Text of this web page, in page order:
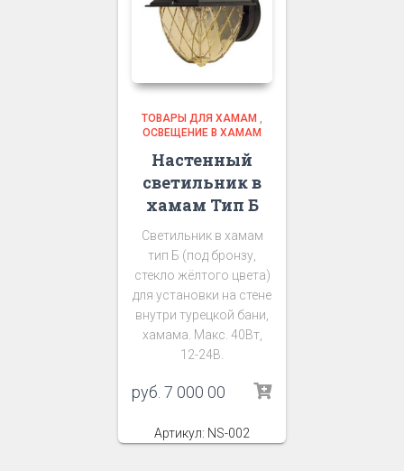
ТОВАРЫ ДЛЯ ХАМАМ
ОСВЕЩЕНИЕ В ХАМАМ
Настенный
светильник в
хамам Тип Б
Светильник в хамам
тип Б (под бронзу,
стекло жёлтого цвета)
для установки на стене
внутри турецкой бани,
хамама. Макс. 40Вт,
12-24В.
руб. 7 000 00
Артикул: NS-002